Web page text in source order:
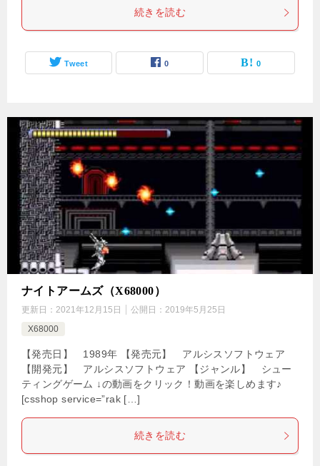
続きを読む
Tweet 0 0
ナイトアームズ（X68000）
更新日： 2021年12月15日 公開日： 2019年5月25日
X68000
【発売日】 1989年 【発売元】 アルシスソフトウェア
【開発元】 アルシスソフトウェア 【ジャンル】 シュー
ティングゲーム ↓の動画をクリック！動画を楽しめます♪
[csshop service=”rak […]
続きを読む